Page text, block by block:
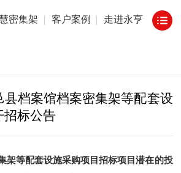
密集架 客户案例 走进永亨
县档案馆档案密集架等配套设
招标公告
架等配套设施采购项目招标项目潜在的投